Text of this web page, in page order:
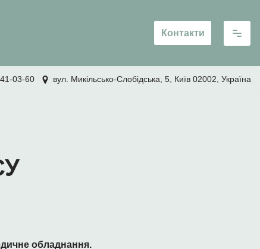
Контакти
03-60 вул. Микільсько-Слобідська, 5, Київ 02002, Україна
обладнання.